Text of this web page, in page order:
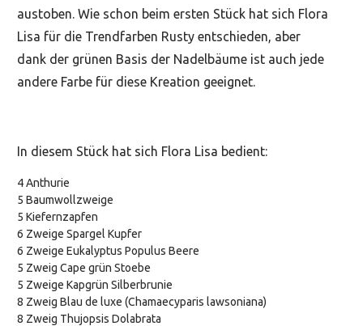
austoben. Wie schon beim ersten Stück hat sich Flora
Lisa für die Trendfarben Rusty entschieden, aber
dank der grünen Basis der Nadelbäume ist auch jede
andere Farbe für diese Kreation geeignet.
In diesem Stück hat sich Flora Lisa bedient:
4 Anthurie
5 Baumwollzweige
5 Kiefernzapfen
6 Zweige Spargel Kupfer
6 Zweige Eukalyptus Populus Beere
5 Zweig Cape grün Stoebe
5 Zweige Kapgrün Silberbrunie
8 Zweig Blau de luxe (Chamaecyparis lawsoniana)
8 Zweig Thujopsis Dolabrata